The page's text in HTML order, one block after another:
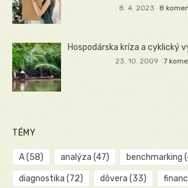
8. 4. 2023 8
Hospodárska kríza a cyklický
23. 10. 2009 7
TÉMY
A(58) analýza (47) benchmarking
diagnostika (72) dôvera (33)